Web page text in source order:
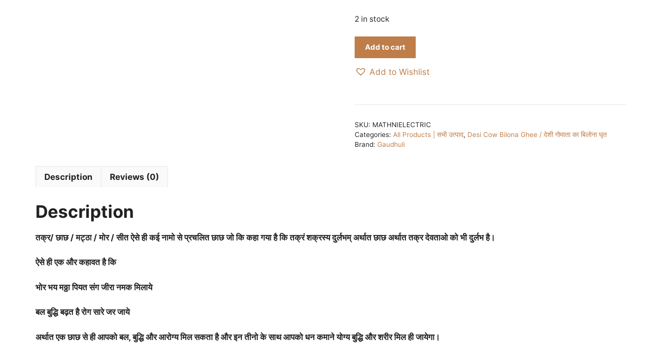
2 in stock
&
Mathni
Bilona
Speed
Regulator
|
नियंत्रक
Add to cart
Add to Wishlist
SKU: MATHNIELECTRIC
Categories: All Products | सभी उत्पाद, Desi Cow Bilona Ghee / देशी गोमाता का बिलोना घृत
Brand: Gaudhuli
Description Reviews (0)
Description
तक्र/ छाछ / मट्ठा / मोर / सीत ऐसे ही कई नामो से प्रचलित छाछ जो कि कहा गया है कि तक्रं शक्रस्य दुर्लभम् अर्थात छाछ अर्थात तक्र देवताओ को भी दुर्लभ है।
ऐसे ही एक और कहावत है कि
भोर भय मठ्ठा पियत संग जीरा नमक मिलाये
बल बुद्धि बढ़त है रोग सारे जर जाये
अर्थात एक छाछ से ही आपको बल, बुद्धि और आरोग्य मिल सकता है और इन तीनो के साथ आपको धन कमाने योग्य बुद्धि और शरीर मिल ही जायेगा।